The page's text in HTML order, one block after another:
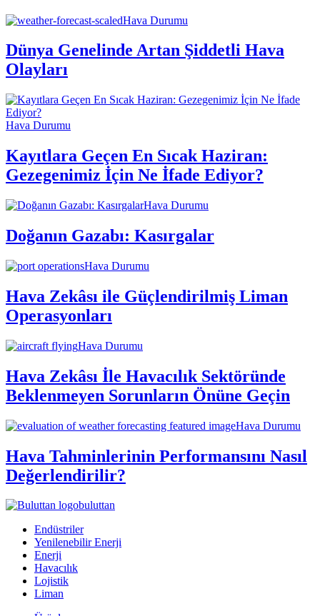
Hava Durumu
Dünya Genelinde Artan Şiddetli Hava
Olayları
Hava Durumu
Kayıtlara Geçen En Sıcak Haziran:
Gezegenimiz İçin Ne İfade Ediyor?
Hava Durumu
Doğanın Gazabı: Kasırgalar
Hava Durumu
Hava Zekâsı ile Güçlendirilmiş Liman
Operasyonları
Hava Durumu
Hava Zekâsı İle Havacılık Sektöründe
Beklenmeyen Sorunların Önüne Geçin
Hava Durumu
Hava Tahminlerinin Performansını Nasıl
Değerlendirilir?
buluttan
Endüstriler
Yenilenebilir Enerji
Enerji
Havacılık
Lojistik
Liman